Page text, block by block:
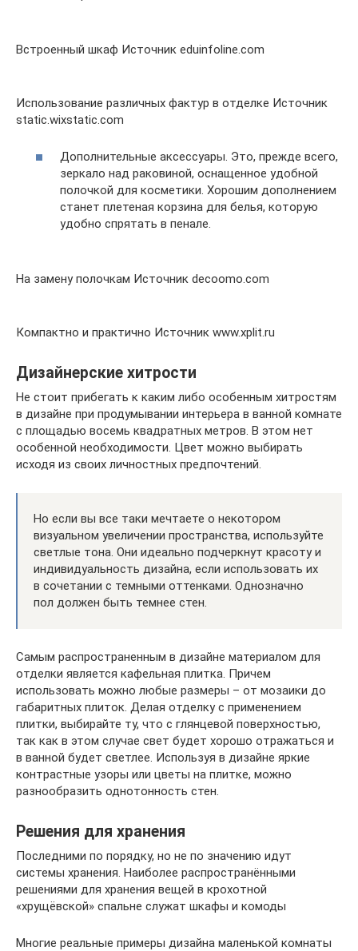
Встроенный шкаф Источник eduinfoline.com
Использование различных фактур в отделке Источник
static.wixstatic.com
Дополнительные аксессуары. Это, прежде всего,
зеркало над раковиной, оснащенное удобной
полочкой для косметики. Хорошим дополнением
станет плетеная корзина для белья, которую
удобно спрятать в пенале.
На замену полочкам Источник decoomo.com
Компактно и практично Источник www.xplit.ru
Дизайнерские хитрости
Не стоит прибегать к каким либо особенным хитростям
в дизайне при продумывании интерьера в ванной комнате
с площадью восемь квадратных метров. В этом нет
особенной необходимости. Цвет можно выбирать
исходя из своих личностных предпочтений.
Но если вы все таки мечтаете о некотором
визуальном увеличении пространства, используйте
светлые тона. Они идеально подчеркнут красоту и
индивидуальность дизайна, если использовать их
в сочетании с темными оттенками. Однозначно
пол должен быть темнее стен.
Самым распространенным в дизайне материалом для
отделки является кафельная плитка. Причем
использовать можно любые размеры – от мозаики до
габаритных плиток. Делая отделку с применением
плитки, выбирайте ту, что с глянцевой поверхностью,
так как в этом случае свет будет хорошо отражаться и
в ванной будет светлее. Используя в дизайне яркие
контрастные узоры или цветы на плитке, можно
разнообразить однотонность стен.
Решения для хранения
Последними по порядку, но не по значению идут
системы хранения. Наиболее распространёнными
решениями для хранения вещей в крохотной
«хрущёвской» спальне служат шкафы и комоды
Многие реальные примеры дизайна маленькой комнаты